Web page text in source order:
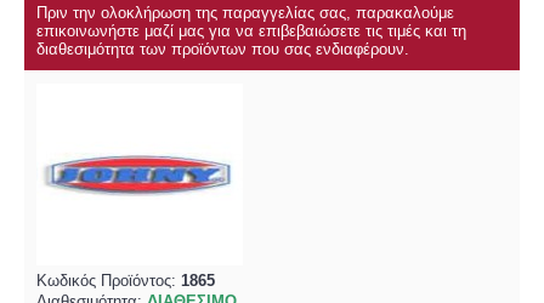
Πριν την ολοκλήρωση της παραγγελίας σας, παρακαλούμε
επικοινωνήστε μαζί μας για να επιβεβαιώσετε τις τιμές και τη
διαθεσιμότητα των προϊόντων που σας ενδιαφέρουν.
Κωδικός Προϊόντος: 1865